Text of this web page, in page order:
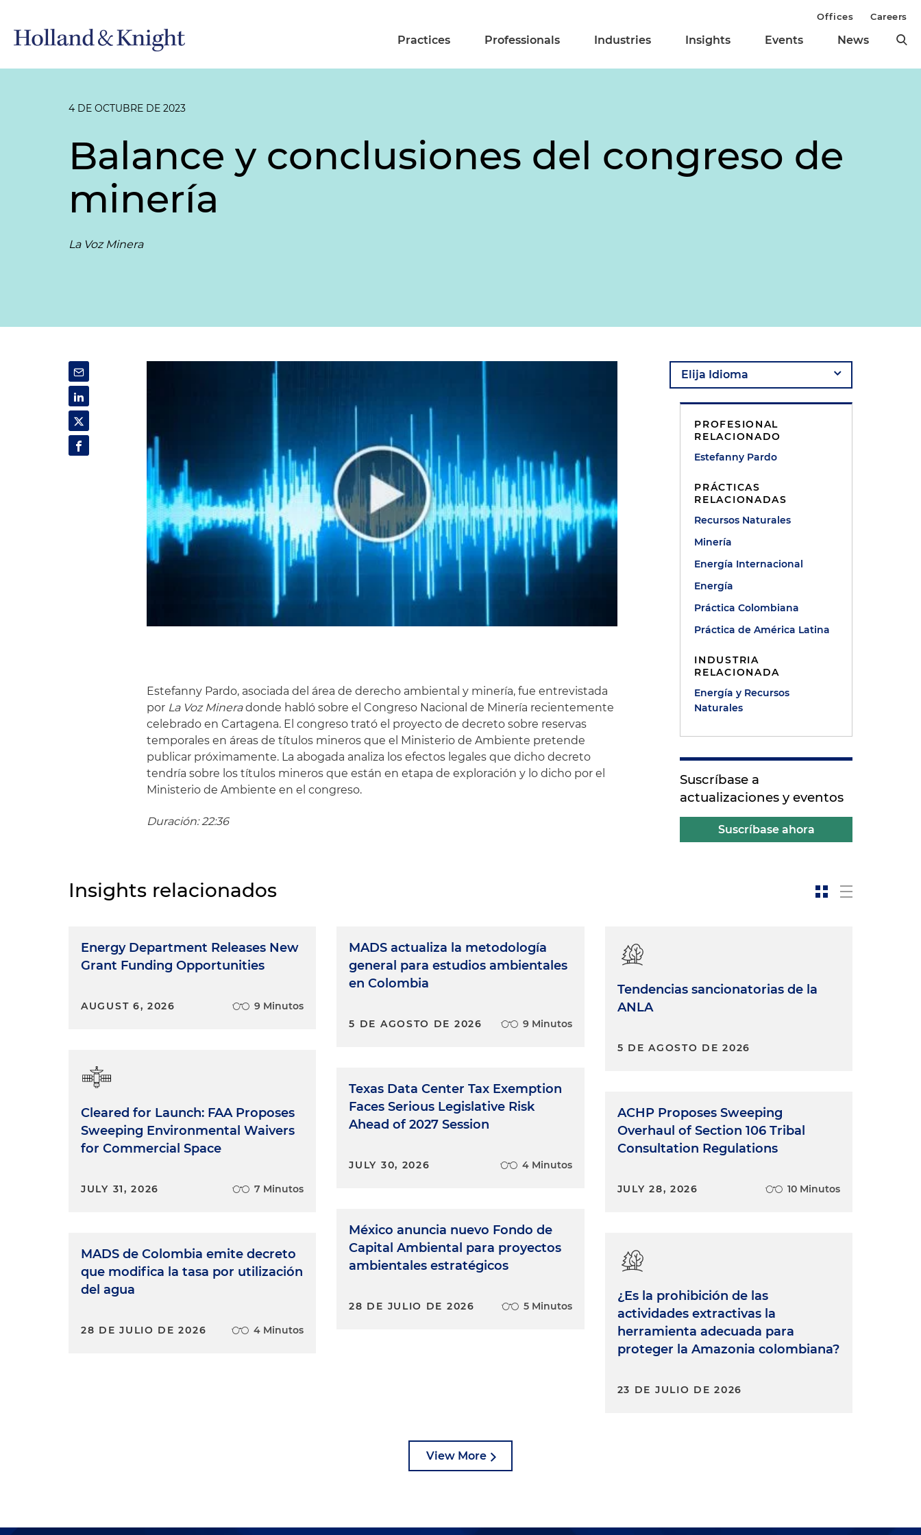
Practices Professionals Industries Insights Events News
Offices Careers
4 DE OCTUBRE DE 2023
Balance y conclusiones del congreso de
minería
La Voz Minera
Estefanny Pardo, asociada del área de derecho ambiental y minería, fue entrevistada
por La Voz Mineradonde habló sobre el Congreso Nacional de Minería recientemente
celebrado en Cartagena. El congreso trató el proyecto de decreto sobre reservas
temporales en áreas de títulos mineros que el Ministerio de Ambiente pretende
publicar próximamente. La abogada analiza los efectos legales que dicho decreto
tendría sobre los títulos mineros que están en etapa de exploración y lo dicho por el
Ministerio de Ambiente en el congreso.
Duración: 22:36
PROFESIONAL
RELACIONADO
Estefanny Pardo
PRÁCTICAS
RELACIONADAS
Recursos Naturales
Minería
Energía Internacional
Energía
Práctica Colombiana
Práctica de América Latina
INDUSTRIA
RELACIONADA
Energía y Recursos
Naturales
Suscríbase a
actualizaciones y eventos
Suscríbase ahora
Insights relacionados
Energy Department Releases New
Grant Funding Opportunities
AUGUST 6, 2026 9 Minutos
Cleared for Launch: FAA Proposes
Sweeping Environmental Waivers
for Commercial Space
JULY 31, 2026 7 Minutos
MADS de Colombia emite decreto
que modifica la tasa por utilización
del agua
28 DE JULIO DE 2026 4 Minutos
MADS actualiza la metodología
general para estudios ambientales
en Colombia
5 DE AGOSTO DE 2026 9 Minutos
Texas Data Center Tax Exemption
Faces Serious Legislative Risk
Ahead of 2027 Session
JULY 30, 2026 4 Minutos
México anuncia nuevo Fondo de
Capital Ambiental para proyectos
ambientales estratégicos
28 DE JULIO DE 2026 5 Minutos
Tendencias sancionatorias de la
ANLA
5 DE AGOSTO DE 2026
ACHP Proposes Sweeping
Overhaul of Section 106 Tribal
Consultation Regulations
JULY 28, 2026 10 Minutos
¿Es la prohibición de las
actividades extractivas la
herramienta adecuada para
proteger la Amazonia colombiana?
23 DE JULIO DE 2026
View More